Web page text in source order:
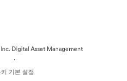
Digital Asset Management
·
기본 설정